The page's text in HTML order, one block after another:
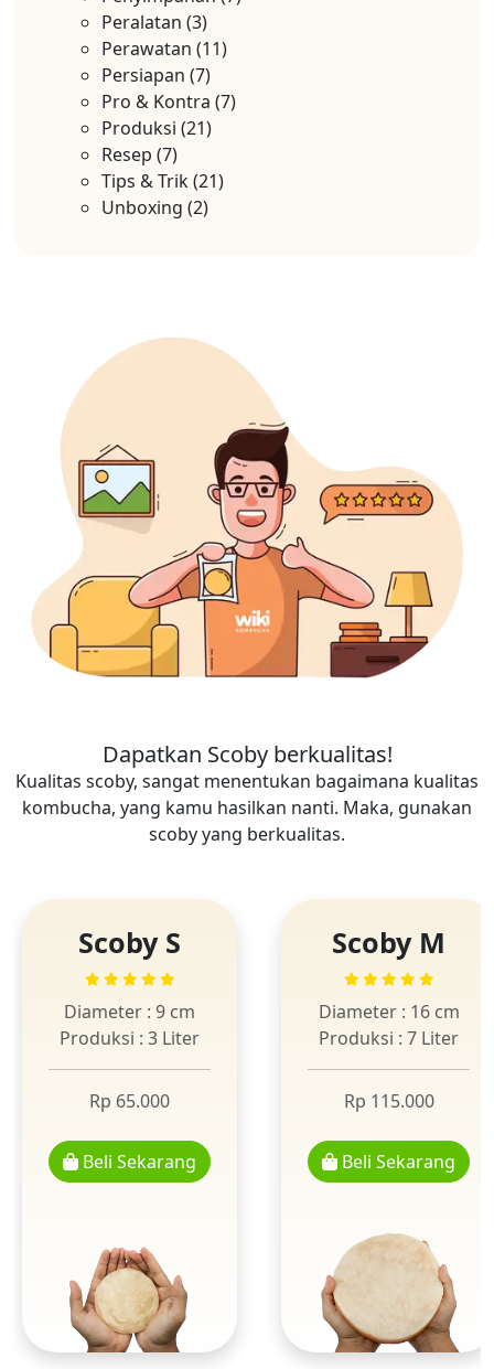
Peralatan (3)
Perawatan (11)
Persiapan (7)
Pro & Kontra (7)
Produksi (21)
Resep (7)
Tips & Trik(21)
Unboxing (2)
Dapatkan Scoby berkualitas!
Kualitas scoby, sangat menentukan bagaimana kualitas
kombucha, yang kamu hasilkan nanti. Maka, gunakan
scoby yang berkualitas.
Scoby S
Diameter : 9 cm
Produksi : 3 Liter
Rp 65.000
Beli Sekarang
Scoby M
Diameter : 16 cm
Produksi : 7 Liter
Rp 115.000
Beli Sekarang